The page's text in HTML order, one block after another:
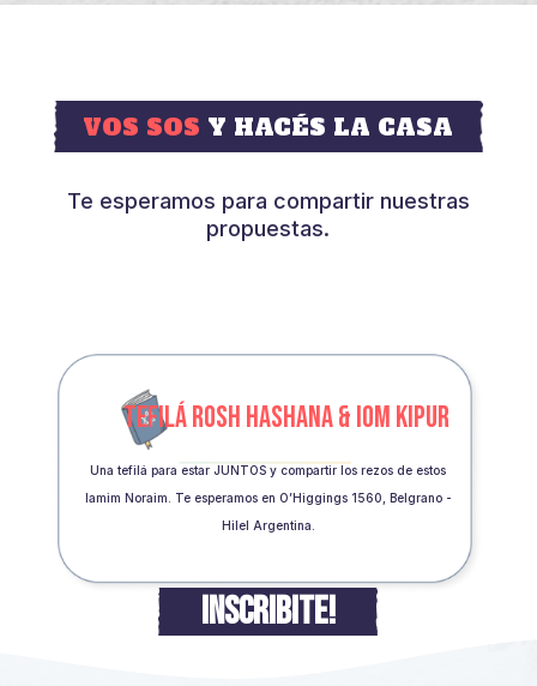
VOS SOS Y HACÉS LA CASA
Te esperamos para compartir nuestras
propuestas.
TEFILÁ ROSH HASHANA & IOM KIPUR
Una tefilá para estar JUNTOS y compartir los rezos de estos
Iamim Noraim. Te esperamos en O’Higgings 1560, Belgrano -
Hilel Argentina.
INSCRIBITE!